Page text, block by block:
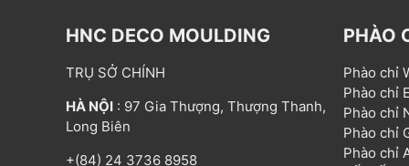
HNC DECO MOULDING
TRỤ SỞ CHÍNH
HÀ NỘI : 97 Gia Thượng, Thượng Thanh,
Long Biên
+(84) 24 3736 8958
PHÀO
Phào chỉ
Phào chỉ
Phào chỉ
Phào chỉ
Phào chỉ